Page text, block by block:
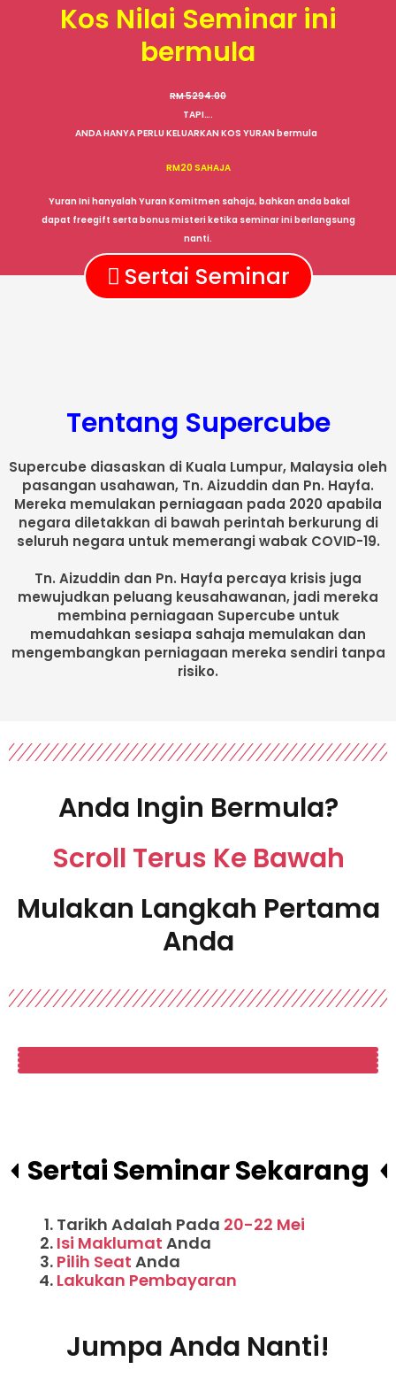
Kos Nilai Seminar ini
bermula
RM 5294.00
TAPI….
ANDA HANYA PERLU KELUARKAN KOS YURAN bermula
RM20 SAHAJA
Yuran Ini hanyalah Yuran Komitmen sahaja, bahkan anda bakal
dapat freegift serta bonus misteri ketika seminar ini berlangsung
nanti.
Sertai Seminar
Tentang Supercube
Supercube diasaskan di Kuala Lumpur, Malaysia oleh
pasangan usahawan, Tn. Aizuddin dan Pn. Hayfa.
Mereka memulakan perniagaan pada 2020 apabila
negara diletakkan di bawah perintah berkurung di
seluruh negara untuk memerangi wabak COVID-19.
Tn. Aizuddin dan Pn. Hayfa percaya krisis juga
mewujudkan peluang keusahawanan, jadi mereka
membina perniagaan Supercube untuk
memudahkan sesiapa sahaja memulakan dan
mengembangkan perniagaan mereka sendiri tanpa
risiko.
Anda Ingin Bermula?
Scroll Terus Ke Bawah
Mulakan Langkah Pertama
Anda
Sertai Seminar Sekarang
Tarikh Adalah Pada 20-22 Mei
Isi Maklumat Anda
Pilih Seat Anda
Lakukan Pembayaran
Jumpa Anda Nanti!